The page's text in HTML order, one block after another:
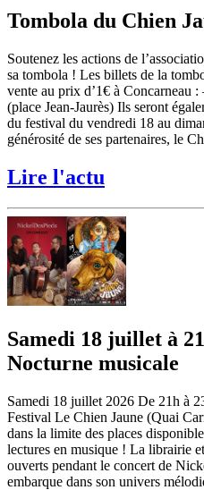
Tombola du Chien
Soutenez les actions de
sa tombola ! Les billets de la
vente au prix d’1€ à Concarneau
(place Jean-Jaurès) Ils seront
du festival du vendredi 18 au
générosité de ses partenaires, le
Lire l'actu
Samedi 18 juillet à
Nocturne musicale
Samedi 18 juillet 2026 De 21h à
Festival Le Chien Jaune (Quai
dans la limite des places
lectures en musique ! La librairie
ouverts pendant le concert de
embarque dans son univers